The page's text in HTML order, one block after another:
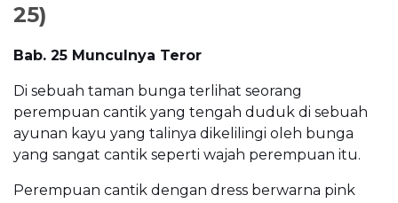
25)
Bab. 25 Munculnya Teror
Di sebuah taman bunga terlihat seorang
perempuan cantik yang tengah duduk di sebuah
ayunan kayu yang talinya dikelilingi oleh bunga
yang sangat cantik seperti wajah perempuan itu.
Perempuan cantik dengan dress berwarna pink